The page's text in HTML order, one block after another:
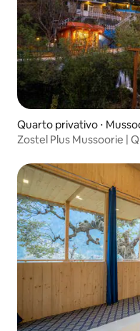
Quarto privativo ⋅
Zostel Plus Mussoorie |